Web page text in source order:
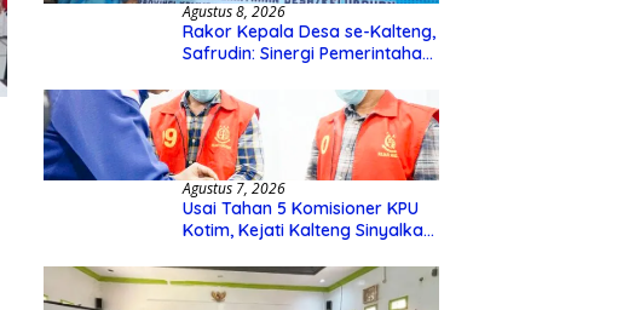
Agustus 8, 2026
Rakor Kepala Desa se-Kalteng,
Safrudin: Sinergi Pemerintahan
Pembangunan Desa
Agustus 7, 2026
Usai Tahan 5 Komisioner KPU
Kotim, Kejati Kalteng Sinyalkan
Hibah Rp40 Miliar